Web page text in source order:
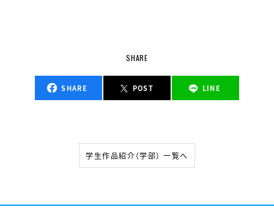
SHARE
SHARE POST LINE
学生作品紹介（学部） 一覧へ